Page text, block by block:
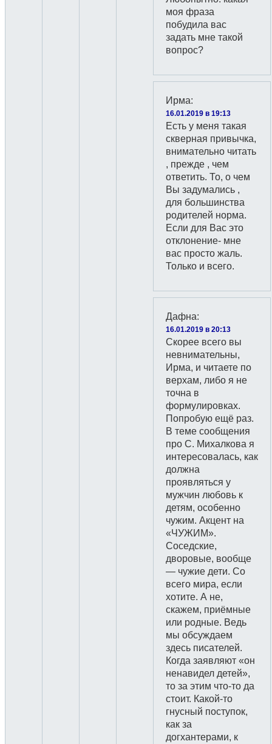
моя фраза
побудила вас
задать мне такой
вопрос?
Ирма:
16.01.2019 в 19:13
Есть у меня такая
скверная привычка,
внимательно читать
, прежде , чем
ответить. То, о чем
Вы задумались ,
для большинства
родителей норма.
Если для Вас это
отклонение- мне
вас просто жаль.
Только и всего.
Дафна:
16.01.2019 в 20:13
Скорее всего вы
невнимательны,
Ирма, и читаете по
верхам, либо я не
точна в
формулировках.
Попробую ещё раз.
В теме сообщения
про С. Михалкова я
интересовалась, как
должна
проявляться у
мужчин любовь к
детям, особенно
чужим. Акцент на
«ЧУЖИМ».
Соседские,
дворовые, вообще
— чужие дети. Со
всего мира, если
хотите. А не,
скажем, приёмные
или родные. Ведь
мы обсуждаем
здесь писателей.
Когда заявляют «он
ненавидел детей»,
то за этим что-то да
стоит. Какой-то
гнусный поступок,
как за
догхантерами, к